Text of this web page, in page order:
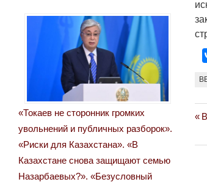
«Токаев не сторонник громких
увольнений и публичных разборок».
«Риски для Казахстана». «В
Казахстане снова защищают семью
Назарбаевых?». «Безусловный